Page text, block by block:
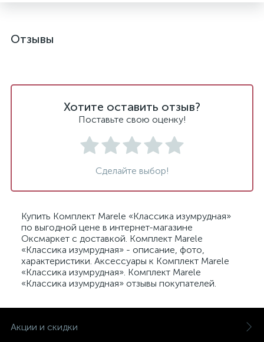
Отзывы
Хотите оставить отзыв?
Поставьте свою оценку!
Сделайте выбор!
Купить Комплект Marele «Классика изумрудная»
по выгодной цене в интернет-магазине
Оксмаркет с доставкой. Комплект Marele
«Классика изумрудная» - описание, фото,
характеристики. Аксессуары к Комплект Marele
«Классика изумрудная». Комплект Marele
«Классика изумрудная» отзывы покупателей.
Акции и скидки